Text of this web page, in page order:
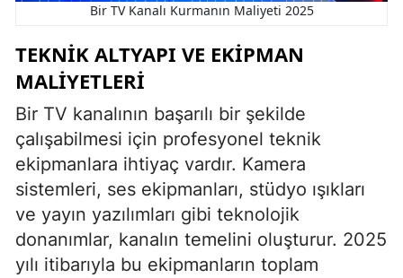
Bir TV Kanalı Kurmanın Maliyeti 2025
TEKNIK ALTYAPI VE EKIPMAN
MALIYETLERI
Bir TV kanalının başarılı bir şekilde
çalışabilmesi için profesyonel teknik
ekipmanlara ihtiyaç vardır. Kamera
sistemleri, ses ekipmanları, stüdyo ışıkları
ve yayın yazılımları gibi teknolojik
donanımlar, kanalın temelini oluşturur. 2025
yılı itibarıyla bu ekipmanların toplam